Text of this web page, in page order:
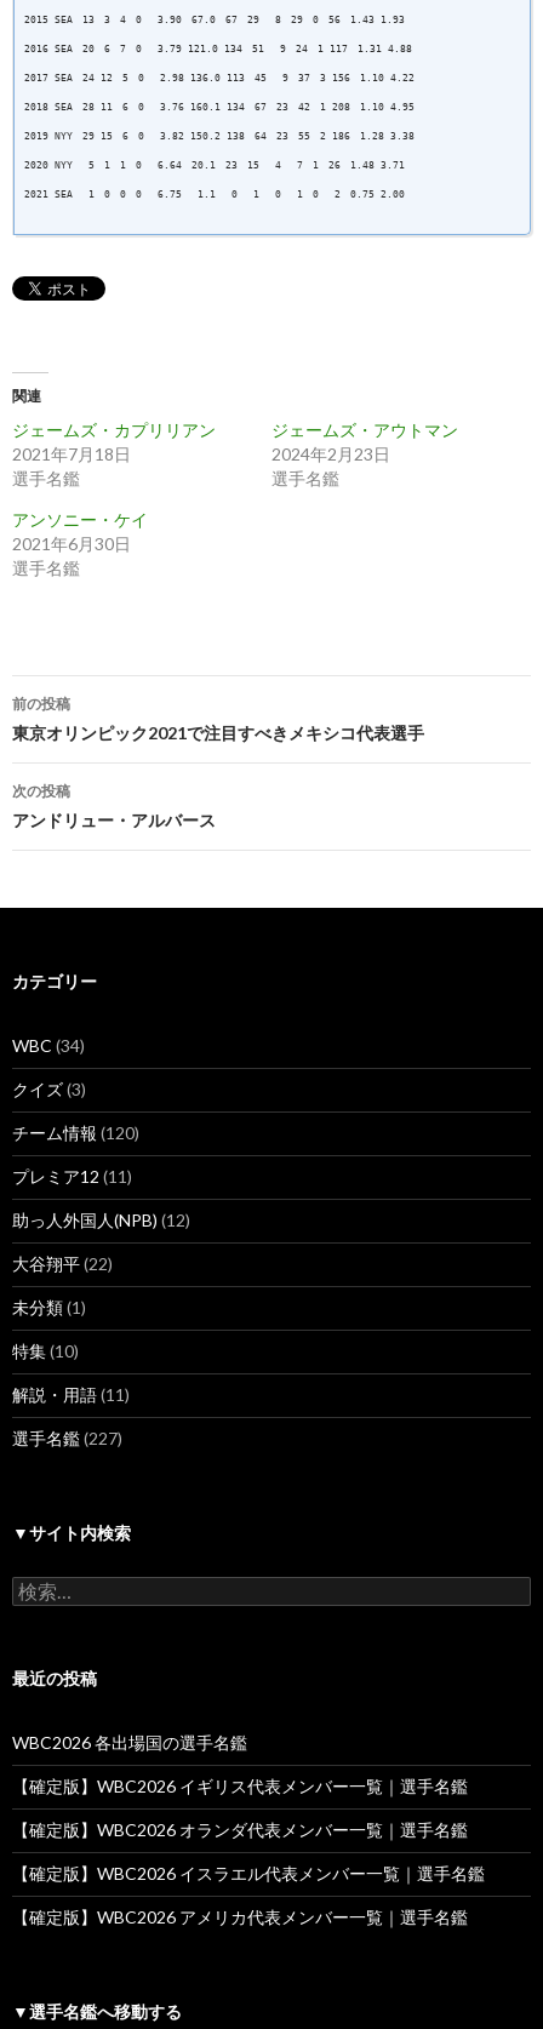
2015 SEA 13 3 4 0 3.90 67.0 67 29 8 29 0 56 1.43 1.93
2016 SEA 20 6 7 0 3.79 121.0 134 51 9 24 1 117 1.31 4.88
2017 SEA 24 12 5 0 2.98 136.0 113 45 9 37 3 156 1.10 4.22
2018 SEA 28 11 6 0 3.76 160.1 134 67 23 42 1 208 1.10 4.95
2019 NYY 29 15 6 0 3.82 150.2 138 64 23 55 2 186 1.28 3.38
2020 NYY 5 1 1 0 6.64 20.1 23 15 4 7 1 26 1.48 3.71
2021 SEA 1 0 0 0 6.75 1.1 0 1 0 1 0 2 0.75 2.00
関連
ジェームズ・カプリリアン
2021年7月18日
選手名鑑
ジェームズ・アウトマン
2024年2月23日
選手名鑑
アンソニー・ケイ
2021年6月30日
選手名鑑
投
稿
ナ
ビ
ー
ョ
ン
前の投稿
東京オリンピック2021で注目すべきメキシコ代表選手
次の投稿
アンドリュー・アルバース
カテゴリー
WBC (34)
クイズ(3)
チーム情報 (120)
プレミア12 (11)
助っ人外国人(NPB) (12)
大谷翔平(22)
未分類(1)
特集(10)
解説・用語(11)
選手名鑑(227)
▼サイト内検索
検
索:
最近の投稿
WBC2026 各出場国の選手名鑑
【確定版】WBC2026 イギリス代表メンバー一覧｜選手名鑑
【確定版】WBC2026 オランダ代表メンバー一覧｜選手名鑑
【確定版】WBC2026 イスラエル代表メンバー一覧｜選手名鑑
【確定版】WBC2026 アメリカ代表メンバー一覧｜選手名鑑
▼選手名鑑へ移動する